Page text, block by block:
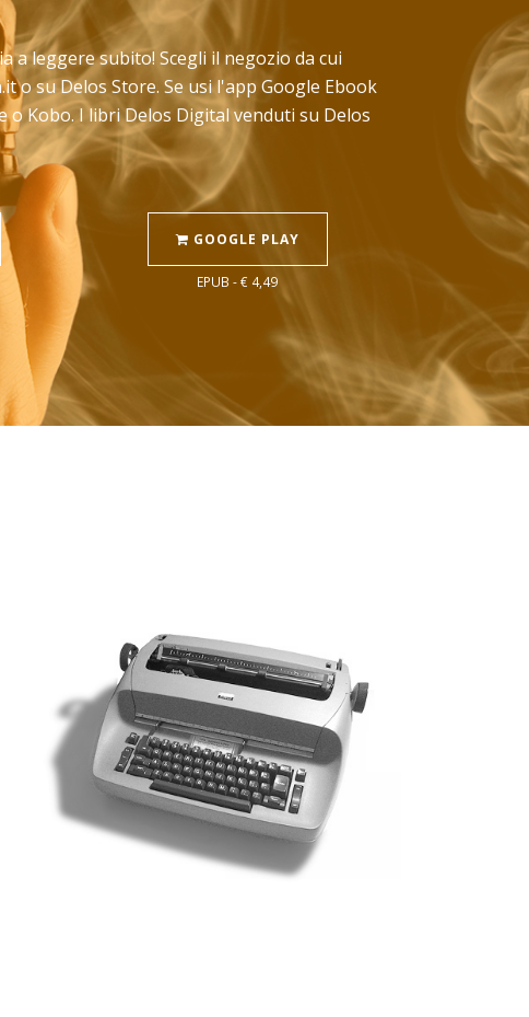
a leggere subito! Scegli il negozio da cui
o su Delos Store. Se usi l'app Google Ebook
o Kobo. I libri Delos Digital venduti su Delos
GOOGLE PLAY
EPUB - € 4,49